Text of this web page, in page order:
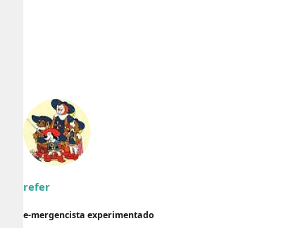
refer
e-mergencista experimentado